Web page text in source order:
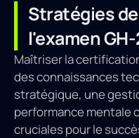
Stratégies
l'examen
Maîtriser la
des connaissances
stratégique, une
performance mentale
cruciales pour le